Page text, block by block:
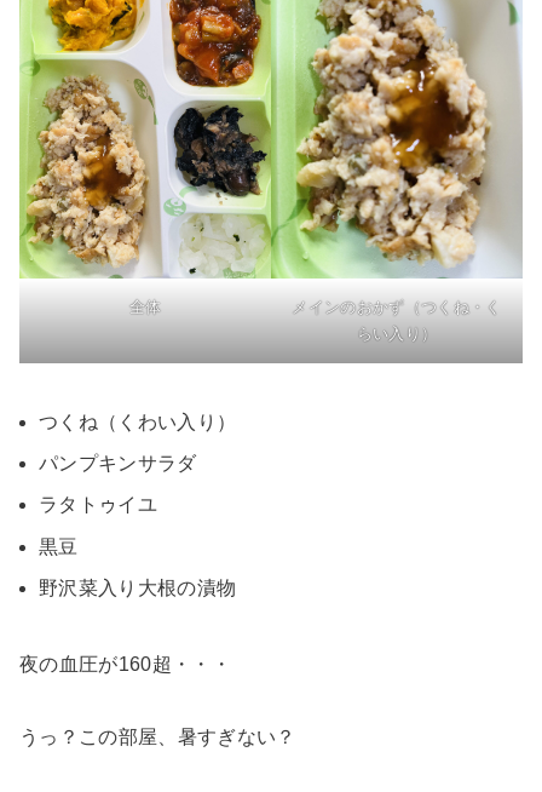
全体
メインのおかず（つくね・く
らい入り）
つくね（くわい入り）
パンプキンサラダ
ラタトゥイユ
黒豆
野沢菜入り大根の漬物
夜の血圧が160超・・・
うっ？この部屋、暑すぎない？